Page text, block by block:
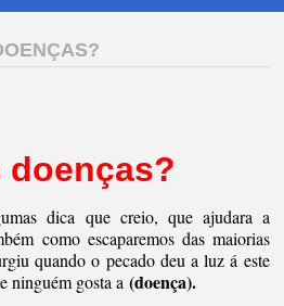
doenças?
dica que creio, que ajudara a
como escaparemos das maiorias
quando o pecado deu a luz á este
ninguém gosta a (doença).